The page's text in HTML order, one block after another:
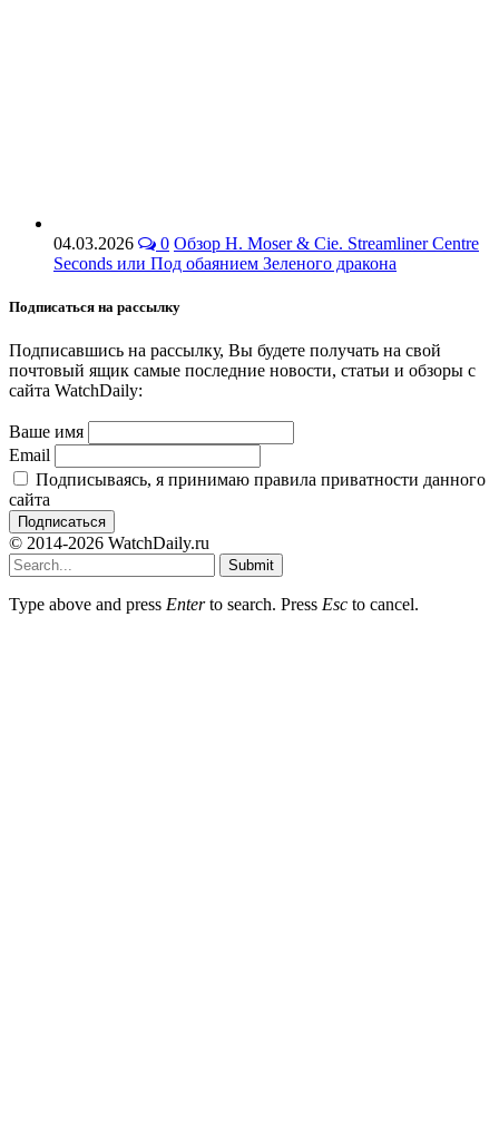
04.03.2026 0 Обзор H. Moser & Cie. Streamliner Centre
Seconds или Под обаянием Зеленого дракона
Подписаться на рассылку
Подписавшись на рассылку, Вы будете получать на свой
почтовый ящик самые последние новости, статьи и обзоры с
сайта WatchDaily:
Ваше имя
Email
Подписываясь, я принимаю правила приватности данного
сайта
© 2014-2026 WatchDaily.ru
Submit
Type above and press Enterto search. Press Esc to cancel.